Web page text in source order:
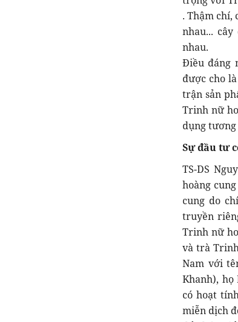
. Thậm chí,
nhau...
nhau.
Điều đáng
được cho
trận sản
Trinh nữ
dụng tương
Sự đầu tư
TS-DS
hoàng
cung do
truyền
Trinh nữ
và trà
Nam với
Khanh), họ
có hoạt
miễn dịch